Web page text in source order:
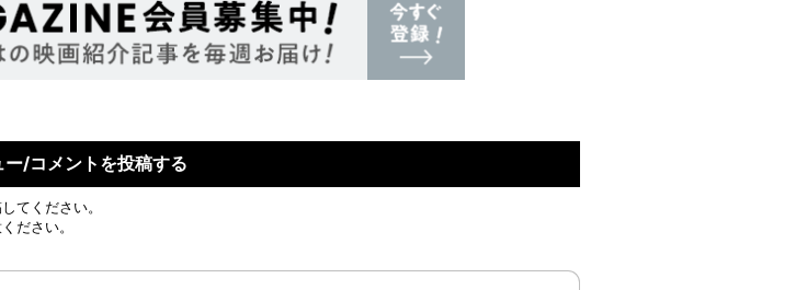
ー/コメントを投稿する
てください。
ださい。